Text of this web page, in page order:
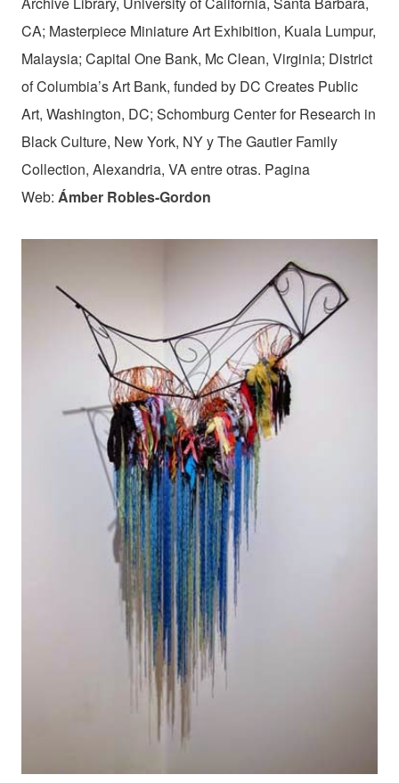
CA; Masterpiece Miniature Art Exhibition, Kuala Lumpur,
Malaysia; Capital One Bank, Mc Clean, Virginia; District
of Columbia’s Art Bank, funded by DC Creates Public
Art, Washington, DC; Schomburg Center for Research in
Black Culture, New York, NY y The Gautier Family
Collection, Alexandria, VA entre otras. Pagina
Web: Ámber Robles-Gordon